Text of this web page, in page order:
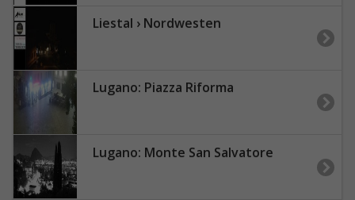
Liestal › Nordwesten
Lugano: Piazza Riforma
Lugano: Monte San Salvatore